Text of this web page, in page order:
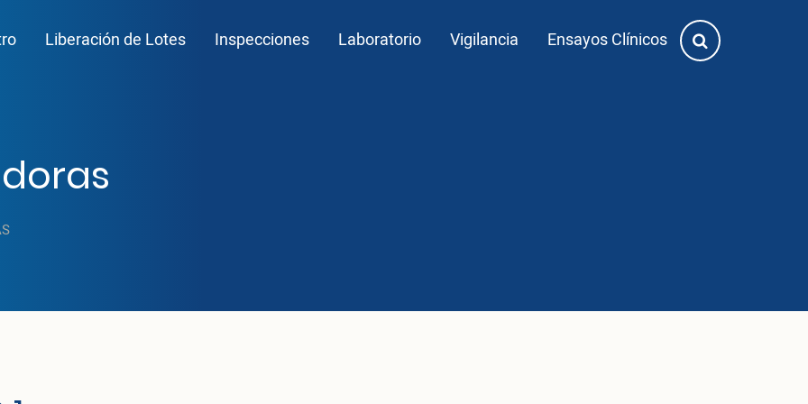
navigation
Liberación de Lotes Inspecciones Laboratorio Vigilancia Ensayos Clínicos